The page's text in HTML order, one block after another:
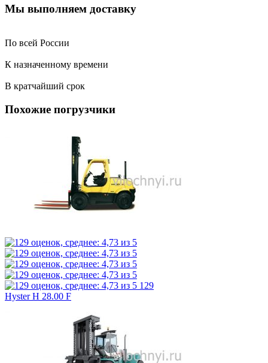
Мы выполняем доставку
По всей России
К назначенному времени
В кратчайший срок
Похожие погрузчики
129
Hyster H 28.00 F